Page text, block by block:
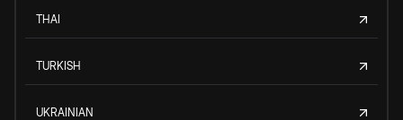
THAI
TURKISH
UKRAINIAN